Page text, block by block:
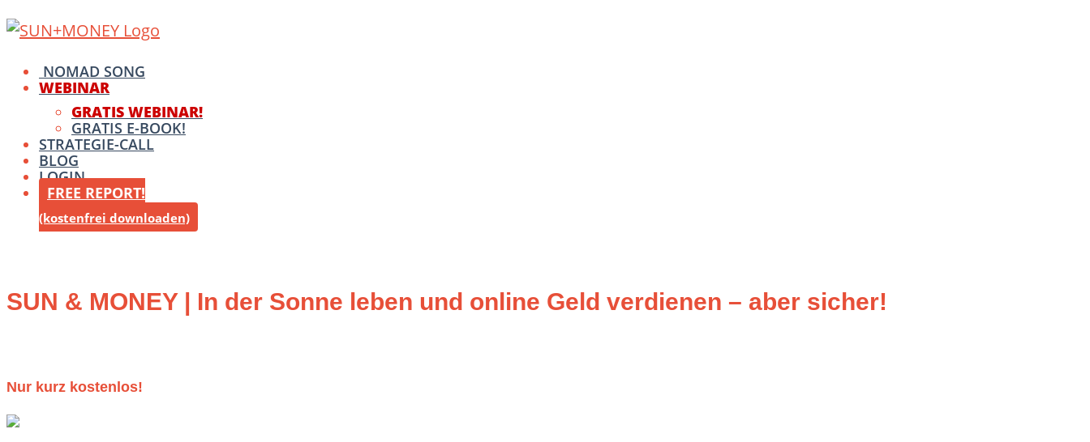
Skip
to
content
Home
MenuNOMAD SONG
WEBINAR
GRATIS WEBINAR!
GRATIS E-BOOK!
STRATEGIE-CALL
BLOG
LOGIN
FREE REPORT!
(kostenfrei downloaden)
SUN & MONEY | In der Sonne leben und online Geld verdienen – aber sicher!
Nur kurz kostenlos!